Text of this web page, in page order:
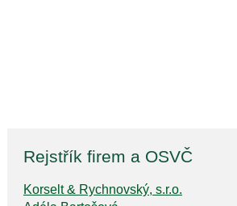
Rejstřík firem a OSVČ
Korselt & Rychnovský, s.r.o.